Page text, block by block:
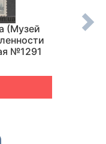
(Музей
№1291